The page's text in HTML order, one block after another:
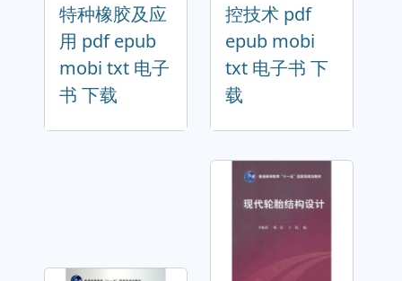
特种橡胶及应
用 pdf epub
mobi txt 电子
书 下载
控技术 pdf
epub mobi
txt 电子书 下
载